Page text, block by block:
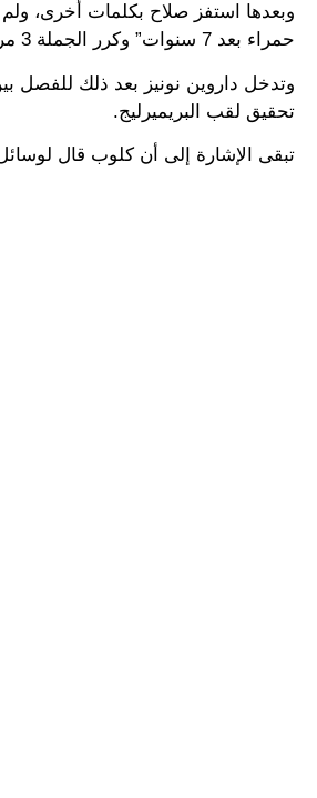
وبعدها استفز صلاح بكلمات أخرى،
حمراء بعد 7 سنوات” وكرر الجملة 3 مرات.
وتدخل داروين نونيز بعد ذلك للفصل
تحقيق لقب البريميرليج.
تبقى الإشارة إلى أن كلوب قال